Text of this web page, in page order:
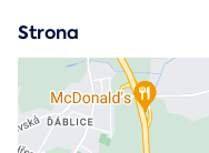
Strona